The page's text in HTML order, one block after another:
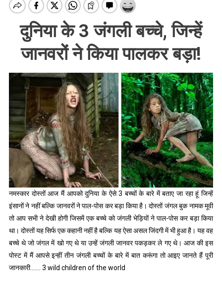
दुनिया के 3 जंगली बच्चे, जिन्हें
जानवरों ने किया पालकर बड़ा!
नमस्कार दोस्तों आज मैं आपको दुनिया के ऐसे 3 बच्चों के बारे में बताए जा रहा हूं जिन्हें
इंसानों ने नहीं बल्कि जानवरों ने पाल-पोस कर बड़ा किया है। दोस्तों जंगल बुक नामक मूवी
तो आप सभी ने देखी होगी जिसमें एक बच्चे को जंगली भेड़ियों ने पाल-पोस कर बड़ा किया
था। दोस्तों यह सिर्फ एक कहानी नहीं है बल्कि यह ऐसा असल जिंदगी में भी हुआ है। यह वह
बच्चे थे जो जंगल में खो गए थे या उन्हें जंगली जानवर पकड़कर ले गए थे। आज की इस
पोस्ट में मैं आपसे इन्हीं तीन जंगली बच्चों के बारे में बात करूंगा तो आइए जानते हैं पूरी
जानकारी……. 3 wild children of the world